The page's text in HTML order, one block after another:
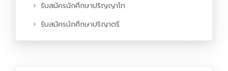
รับสมัครนักศึกษาปริญญาโท
รับสมัครนักศึกษาปริญาตรี